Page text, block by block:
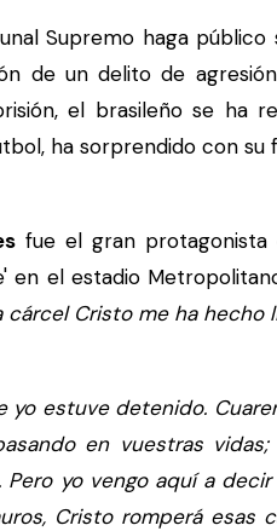
Supremo haga
de un delito de
el brasileño se ha
ha sorprendido con su
fue el gran
en el estadio
cárcel Cristo me ha hecho
yo estuve detenido.
en vuestras
yo vengo aquí a
Cristo romperá esas